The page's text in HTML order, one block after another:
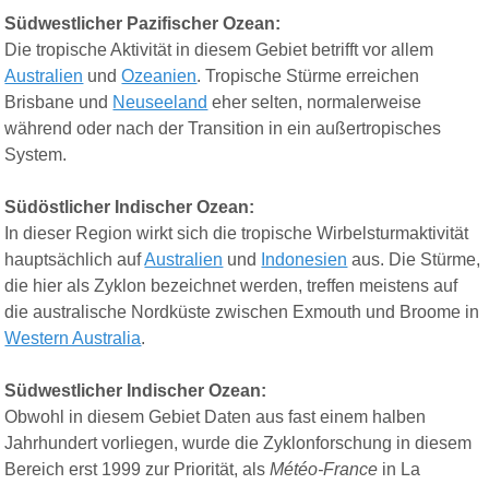
Südwestlicher Pazifischer Ozean:
Die tropische Aktivität in diesem Gebiet betrifft vor allem
Australien undOzeanien. Tropische Stürme erreichen
Brisbane und Neuseeland eher selten, normalerweise
während oder nach der Transition in ein außertropisches
System.
Südöstlicher Indischer Ozean:
In dieser Region wirkt sich die tropische Wirbelsturmaktivität
hauptsächlich aufAustralien und Indonesien aus. Die Stürme,
die hier als Zyklon bezeichnet werden, treffen meistens auf
die australische Nordküste zwischen Exmouth und Broome in
Western Australia.
Südwestlicher Indischer Ozean:
Obwohl in diesem Gebiet Daten aus fast einem halben
Jahrhundert vorliegen, wurde die Zyklonforschung in diesem
Bereich erst 1999 zur Priorität, alsMétéo-France in La